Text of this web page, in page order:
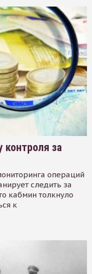
контроля за
операций
следить за
кабмин толкнуло
к